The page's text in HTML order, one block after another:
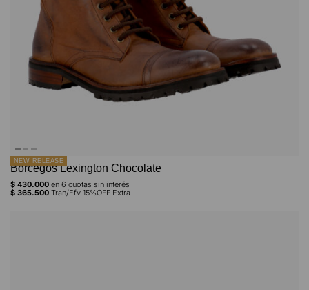
NEW RELEASE
Borcegos Lexington Chocolate
$ 430.000 en 6 cuotas sin interés
$ 365.500 Tran/Efv 15%OFF Extra